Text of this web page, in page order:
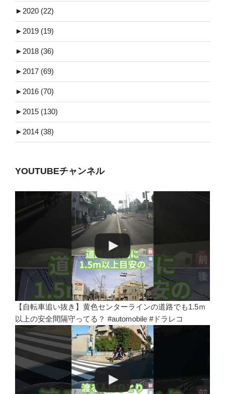
► 2020 (22)
► 2019 (19)
► 2018 (36)
► 2017 (69)
► 2016 (70)
► 2015 (130)
► 2014 (38)
YOUTUBEチャンネル
【自転車追い抜き】黄色センターラインの道路でも1.5ｍ
以上の安全間隔守ってる？ #automobile #ドラレコ